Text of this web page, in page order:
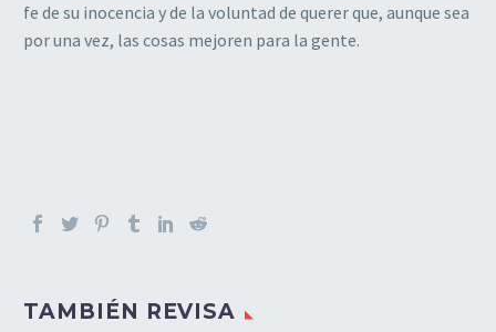
fe de su inocencia y de la voluntad de querer que, aunque sea
por una vez, las cosas mejoren para la gente.
TAMBIÉN REVISA